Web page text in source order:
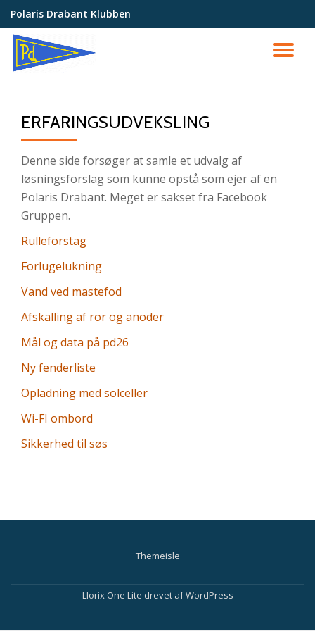
Videre
indhold
Polaris Drabant Klubben
ERFARINGSUDVEKSLING
Denne side forsøger at samle et udvalg af
løsningsforslag som kunne opstå som ejer af en
Polaris Drabant. Meget er sakset fra Facebook
Gruppen.
Rulleforstag
Forlugelukning
Vand ved mastefod
Afskalling af ror og anoder
Mål og data på pd26
Ny fenderliste
Opladning med solceller
Wi-FI ombord
Sikkerhed til søs
Themeisle
Sekundær
Llorix One Lite drevet afWordPress